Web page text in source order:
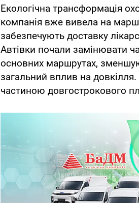
Екологічна трансформація
компанія вже вивела на
забезпечують доставку
Автівки почали замінювати
основних маршрутах,
загальний вплив на
частиною довгострокового